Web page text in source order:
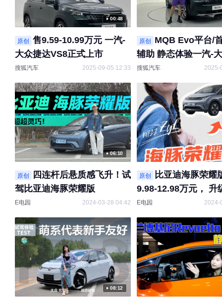
00:48
原创
售9.59-10.99万元 一汽-
大众捷达VS8正式上市
搜狐汽车 2025-09-05 12:33
原创
MQB Evo平台/
辅助 静态体验一汽-
VS8
搜狐汽车 2025-
06:10
原创
四连杆后悬质感飞升！试
驾比亚迪海豚荣耀版
E电园 2024-03-28 04:42
原创
比亚迪海豚荣耀
9.98-12.98万元， 升
四连杆独立悬架，就
谁还记得买高尔夫啊
E电园 2024-
08:12